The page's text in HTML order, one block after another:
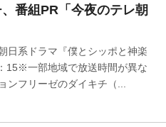
番組PR「今夜のテレ朝
日系ドラマ『僕とシッポと神楽
一部地域で放送時間が異な
ンフリーゼのダイキチ（...